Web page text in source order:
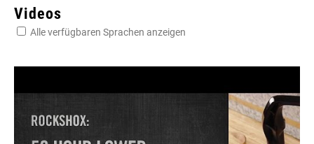
Videos
Alle verfügbaren Sprachen anzeigen